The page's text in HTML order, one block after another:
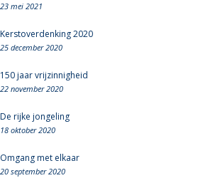
23 mei 2021
Kerstoverdenking 2020
25 december 2020
150 jaar vrijzinnigheid
22 november 2020
De rijke jongeling
18 oktober 2020
Omgang met elkaar
20 september 2020